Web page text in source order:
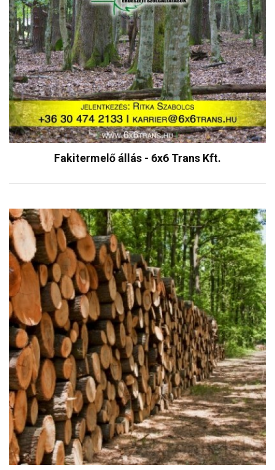
Fakitermelő állás - 6x6 Trans Kft.